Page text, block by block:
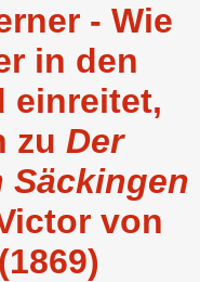
- Wie
in den
einreitet,
zu Der
Säckingen
von